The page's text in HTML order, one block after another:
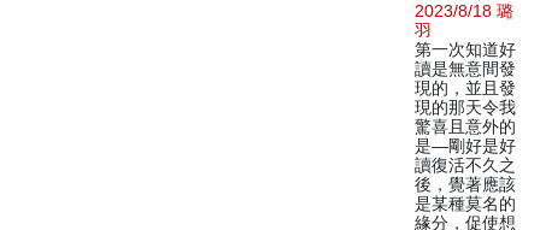
2023/8/18 璐
羽
第一次知道好
讀是無意間發
現的，並且發
現的那天令我
驚喜且意外的
是—剛好是好
讀復活不久之
後，覺著應該
是某種莫名的
緣分，促使想